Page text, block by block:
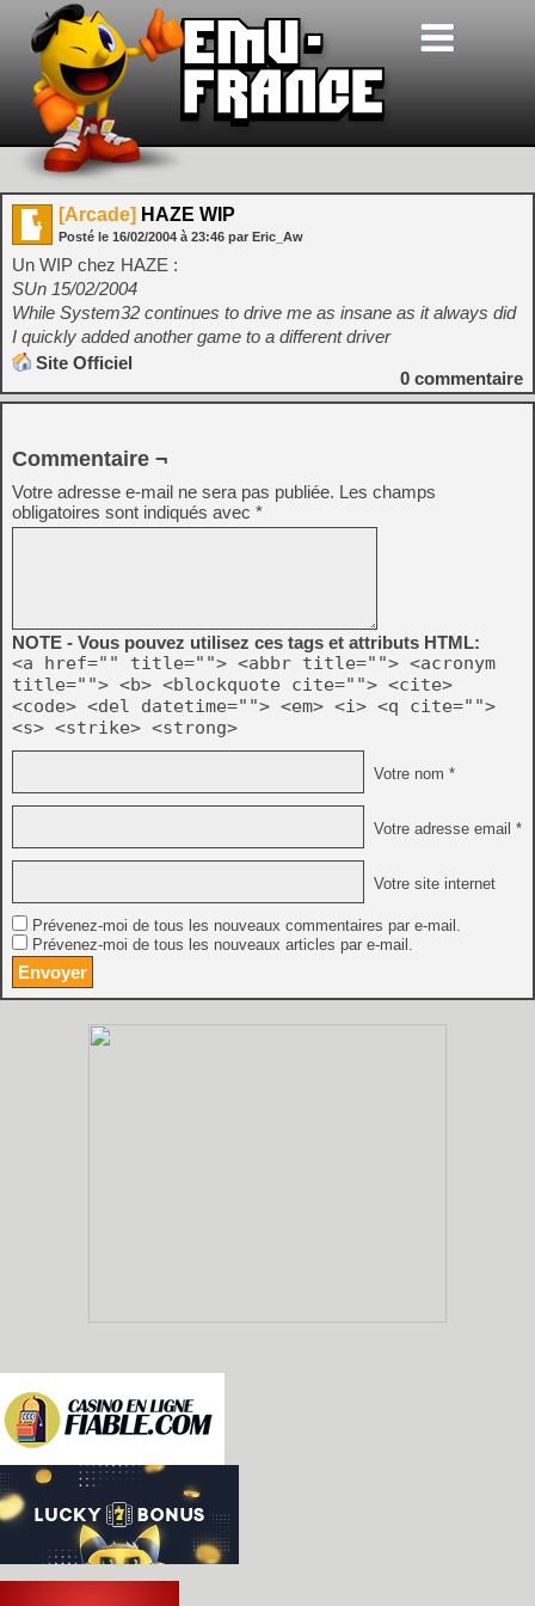
[Arcade] HAZE WIP
Posté le 16/02/2004 à 23:46 par Eric_Aw
Un WIP chez HAZE :
SUn 15/02/2004
While System32 continues to drive me as insane as it always did
I quickly added another game to a different driver
Site Officiel
0 commentaire
Commentaire ¬
Votre adresse e-mail ne sera pas publiée. Les champs
obligatoires sont indiqués avec *
NOTE - Vous pouvez utilisez ces tags et attributs HTML:
<a href="" title=""> <abbr title=""> <acronym
title=""> <b> <blockquote cite=""> <cite>
<code> <del datetime=""> <em> <i> <q cite="">
<s> <strike> <strong>
Votre nom *
Votre adresse email *
Votre site internet
Prévenez-moi de tous les nouveaux commentaires par e-mail.
Prévenez-moi de tous les nouveaux articles par e-mail.